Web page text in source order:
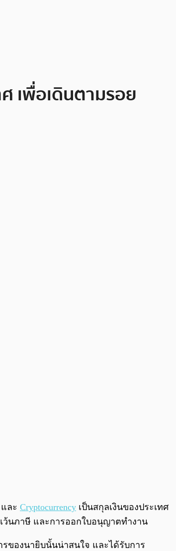
เพื่อเดินตามรอย
0:00
และ Cryptocurrency เป็นสกุลเงินของประเทศ
ว้นภาษี และการออกใบอนุญาตทำงาน
ของนายิบนั้นน่าสนใจ และได้รับการ